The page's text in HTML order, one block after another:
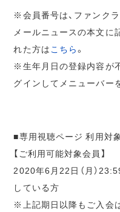
※会員番号は、ファンク
メールニュースの本文に
れた方は こちら。
※生年月日の登録内容が
グインしてメニューバー
■専用視聴ページ 利用対
【ご利用可能対象会員】
2020年6月22日（月）
している方
※上記期日以降もご入会